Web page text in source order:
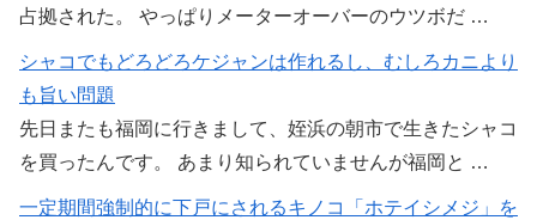
占拠された。 やっぱりメーターオーバーのウツボだ …
シャコでもどろどろケジャンは作れるし、むしろカニより
も旨い問題
先日またも福岡に行きまして、姪浜の朝市で生きたシャコ
を買ったんです。 あまり知られていませんが福岡と …
一定期間強制的に下戸にされるキノコ「ホテイシメジ」を